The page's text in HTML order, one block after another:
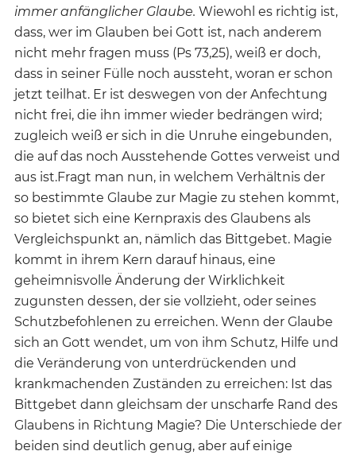
immer anfänglicher Glaube. Wiewohl es richtig ist,
dass, wer im Glauben bei Gott ist, nach anderem
nicht mehr fragen muss (Ps 73,25), weiß er doch,
dass in seiner Fülle noch aussteht, woran er schon
jetzt teilhat. Er ist deswegen von der Anfechtung
nicht frei, die ihn immer wieder bedrängen wird;
zugleich weiß er sich in die Unruhe eingebunden,
die auf das noch Ausstehende Gottes verweist und
aus ist.Fragt man nun, in welchem Verhältnis der
so bestimmte Glaube zur Magie zu stehen kommt,
so bietet sich eine Kernpraxis des Glaubens als
Vergleichspunkt an, nämlich das Bittgebet. Magie
kommt in ihrem Kern darauf hinaus, eine
geheimnisvolle Änderung der Wirklichkeit
zugunsten dessen, der sie vollzieht, oder seines
Schutzbefohlenen zu erreichen. Wenn der Glaube
sich an Gott wendet, um von ihm Schutz, Hilfe und
die Veränderung von unterdrückenden und
krankmachenden Zuständen zu erreichen: Ist das
Bittgebet dann gleichsam der unscharfe Rand des
Glaubens in Richtung Magie? Die Unterschiede der
beiden sind deutlich genug, aber auf einige